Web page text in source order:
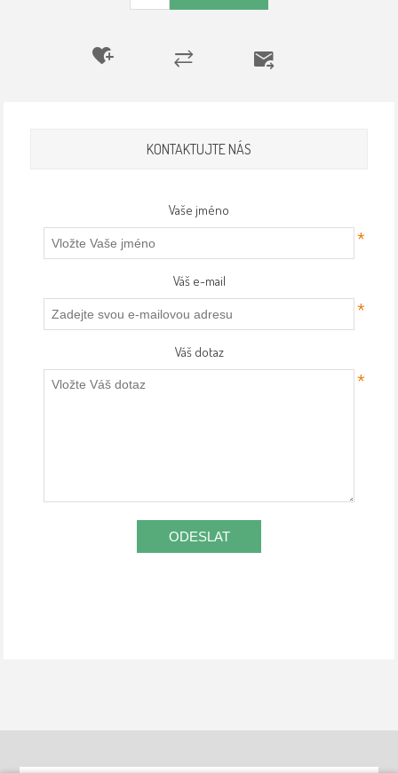
KONTAKTUJTE NÁS
Vaše jméno
*
Váš e-mail
*
Váš dotaz
*
ODESLAT